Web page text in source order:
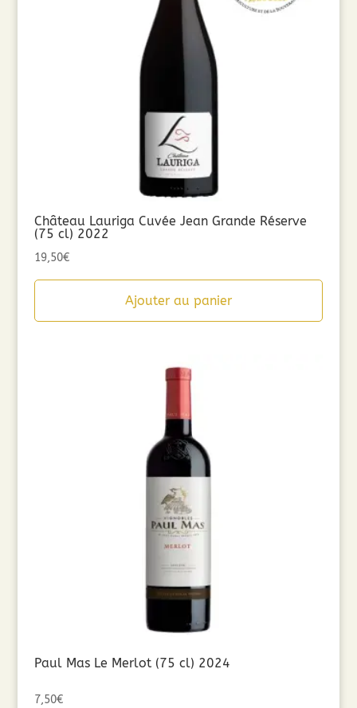
Château Lauriga Cuvée Jean Grande Réserve
(75 cl) 2022
19,50€
Ajouter au panier
Paul Mas Le Merlot (75 cl) 2024
7,50€